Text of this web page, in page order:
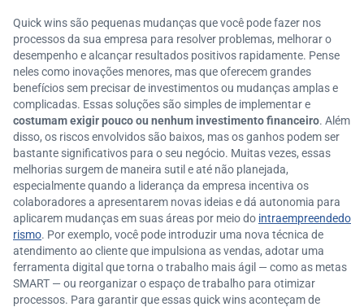
Quick wins são pequenas mudanças que você pode fazer nos
processos da sua empresa para resolver problemas, melhorar o
desempenho e alcançar resultados positivos rapidamente. Pense
neles como inovações menores, mas que oferecem grandes
benefícios sem precisar de investimentos ou mudanças amplas e
complicadas. Essas soluções são simples de implementar e
costumam exigir pouco ou nenhum investimento financeiro. Além
disso, os riscos envolvidos são baixos, mas os ganhos podem ser
bastante significativos para o seu negócio. Muitas vezes, essas
melhorias surgem de maneira sutil e até não planejada,
especialmente quando a liderança da empresa incentiva os
colaboradores a apresentarem novas ideias e dá autonomia para
aplicarem mudanças em suas áreas por meio do intraempreendedo
rismo. Por exemplo, você pode introduzir uma nova técnica de
atendimento ao cliente que impulsiona as vendas, adotar uma
ferramenta digital que torna o trabalho mais ágil — como as metas
SMART — ou reorganizar o espaço de trabalho para otimizar
processos. Para garantir que essas quick wins aconteçam de